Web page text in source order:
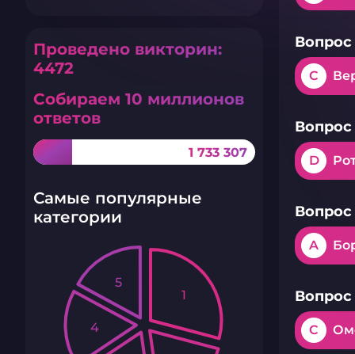
Проведено викторин:
4472
Собираем 10 миллионов
ответов
1 733 307
Самые популярные
категории
1
4
5
Вопрос
C
Вопрос
D
Вопрос
A
Вопрос
C